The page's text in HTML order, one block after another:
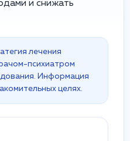
и снижать
лечения
психиатром
Информация
целях.